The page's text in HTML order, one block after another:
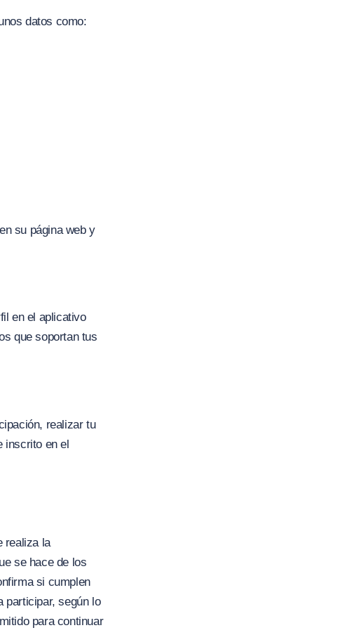
datos como:
su página web y
en el aplicativo
que soportan tus
realizar tu
inscrito en el
realiza la
se hace de los
si cumplen
participar, según lo
para continuar